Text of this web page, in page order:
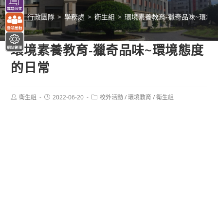
> 行政團隊 > 學務處 > 衛生組 > 環境素養教育-獵奇品味~環境
環境素養教育-獵奇品味~環境態度
的日常
Post衛生組
Post2022-06-20
Post校外活動 / 環境教育 / 衛生組